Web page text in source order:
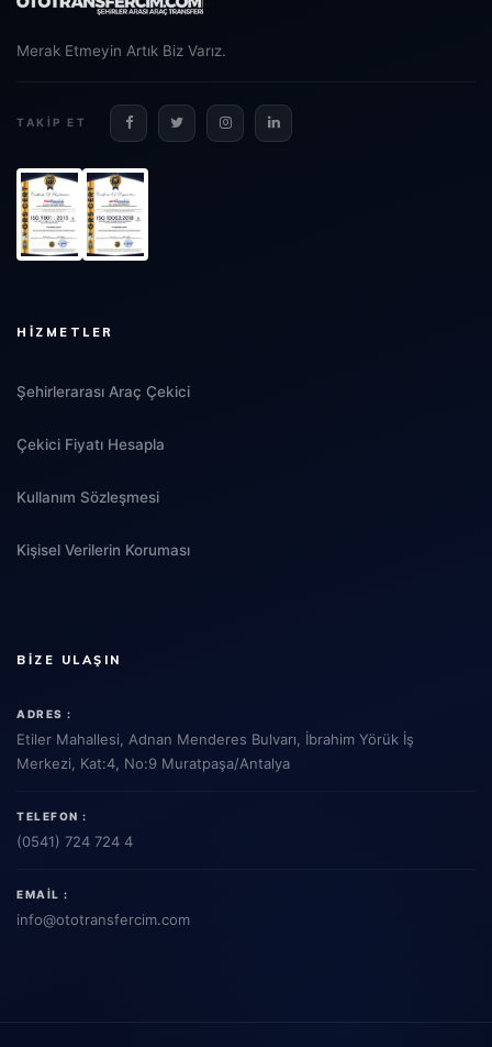
Merak Etmeyin Artık Biz Varız.
TAKIP ET
HIZMETLER
Şehirlerarası Araç Çekici
Çekici Fiyatı Hesapla
Kullanım Sözleşmesi
Kişisel Verilerin Koruması
BIZE ULAŞIN
ADRES :
Etiler Mahallesi, Adnan Menderes Bulvarı, İbrahim Yörük İş
Merkezi, Kat:4, No:9 Muratpaşa/Antalya
TELEFON :
(0541) 724 724 4
EMAIL :
info@ototransfercim.com